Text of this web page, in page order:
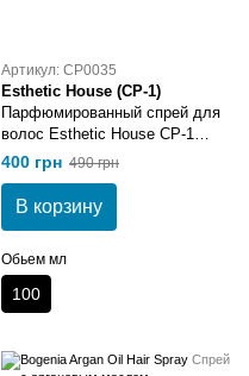
Артикул: CP0035
Esthetic House (CP-1)
Парфюмированный спрей для
волос Esthetic House CP-1
Revitalizing Hair Mist. Mystic
Violet 100 мл
400 грн 490 грн
В корзину
Обьем мл
100